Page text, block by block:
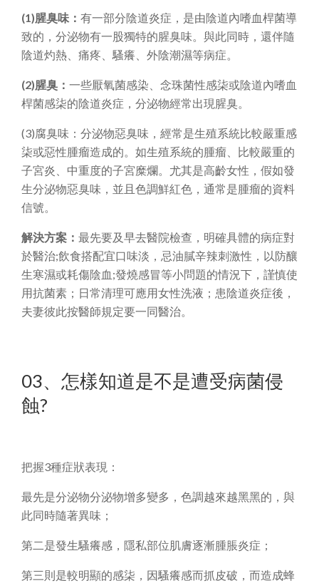
(1)腥臭味： 有一部分陰道炎症，是由陰道內嗜血桿菌導
致的，分泌物有一股獨特的腥臭味。與此同時，還伴隨
陰道灼熱、痛疼、騷癢、外陰潮濕等病症。
(2)腥臭： 一些厭氧菌感染、念珠菌性感柒或陰道內嗜血
桿菌感柒的陰道炎症，分泌物經常出現腥臭。
(3)腐臭味：分泌物惡臭味，經常是生殖系統比較嚴重感
柒或惡性腫瘤造成的。如生殖系統的腫瘤、比較嚴重的
子宮炎、中重度的子宮糜爛。尤其是高齡女性，假如發
生分泌物惡臭味，並且色調鮮紅色，通常是腫瘤的資料
信號。
解決方案： 最先要及早去醫院檢查，明確具體的病症對
於醫治;飲食搭配宜口味淡，忌油膩辛辣刺激性，以防釀
生寒濕或耗傷陰血;發燒感冒等小問題的情況下，謹慎使
用抗菌素；日常清理可應用女性洗液；患陰道炎症後，
夫妻彼此按醫師規定要一同醫治。
03、怎樣知道是不是遭受病菌侵
蝕?
把握3種症狀表現：
最先是分泌物分泌物增多變多，色調越來越黑黑的，與
此同時隨著異味；
第二是發生騷癢感，隱私部位肌膚逐漸腫脹炎症；
第三則是較明顯的感柒，因騷癢感而抓皮破，而造成蜂